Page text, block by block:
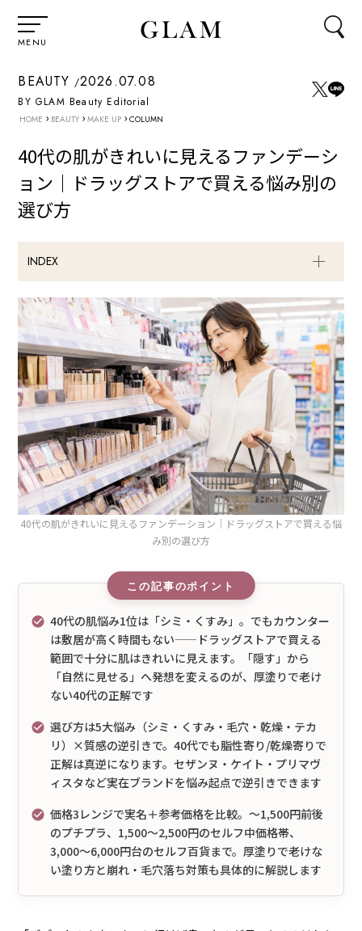
MENU
BEAUTY 2026.07.08
BY GLAM Beauty Editorial
HOME › BEAUTY › MAKE UP › COLUMN
40代の肌がきれいに見えるファンデーシ
ョン｜ドラッグストアで買える悩み別の
選び方
INDEX
40代の肌がきれいに見えるファンデーション｜ドラッグストアで買える悩
み別の選び方
40代の肌悩み1位は「シミ・くすみ」。でもカウンター
は敷居が高く時間もない——ドラッグストアで買える
範囲で十分に肌はきれいに見えます。「隠す」から
「自然に見せる」へ発想を変えるのが、厚塗りで老け
ない40代の正解です
選び方は5大悩み（シミ・くすみ・毛穴・乾燥・テカ
リ）×質感の逆引きで。40代でも脂性寄り/乾燥寄りで
正解は真逆になります。セザンヌ・ケイト・プリマヴ
ィスタなど実在ブランドを悩み起点で逆引きできます
価格3レンジで実名＋参考価格を比較。〜1,500円前後
のプチプラ、1,500〜2,500円のセルフ中価格帯、
3,000〜6,000円台のセルフ百貨まで。厚塗りで老けな
い塗り方と崩れ・毛穴落ち対策も具体的に解説します